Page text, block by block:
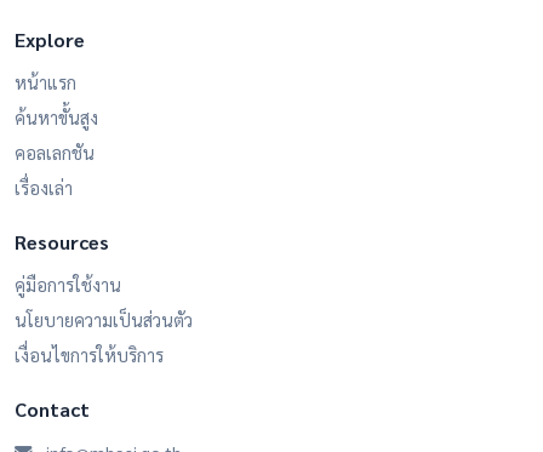
Explore
หน้าแรก
ค้นหาขั้นสูง
คอลเลกชัน
เรื่องเล่า
Resources
คู่มือการใช้งาน
นโยบายความเป็นส่วนตัว
เงื่อนไขการให้บริการ
Contact